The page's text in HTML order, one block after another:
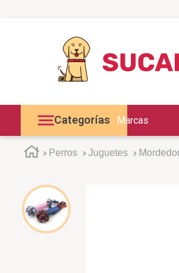
Categorías Marcas
Perros Juguetes